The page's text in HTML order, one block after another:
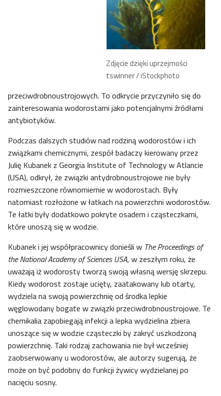
Zdjęcie dzięki uprzejmości
tswinner / iStockphoto
przeciwdrobnoustrojowych. To odkrycie przyczyniło się do
zainteresowania wodorostami jako potencjalnymi źródłami
antybiotyków.
Podczas dalszych studiów nad rodziną wodorostów i ich
związkami chemicznymi, zespół badaczy kierowany przez
Julię Kubanek z Georgia Institute of Technology w Atlancie
(USA), odkrył, że związki antydrobnoustrojowe nie były
rozmieszczone równomiernie w wodorostach. Były
natomiast rozłożone w łatkach na powierzchni wodorostów.
Te łatki były dodatkowo pokryte osadem i cząsteczkami,
które unoszą się w wodzie.
Kubanek i jej współpracownicy donieśli w The Proceedings of
the National Academy of Sciences USA, w zeszłym roku, że
uważają iż wodorosty tworzą swoją własną wersję skrzepu.
Kiedy wodorost zostaje ucięty, zaatakowany lub otarty,
wydziela na swoją powierzchnię od środka lepkie
węglowodany bogate w związki przeciwdrobnoustrojowe. Te
chemikalia zapobiegają infekcji a lepka wydzielina zbiera
unoszące się w wodzie cząsteczki by zakryć uszkodzoną
powierzchnię. Taki rodzaj zachowania nie był wcześniej
zaobserwowany u wodorostów, ale autorzy sugerują, że
może on być podobny do funkcji żywicy wydzielanej po
nacięciu sosny.